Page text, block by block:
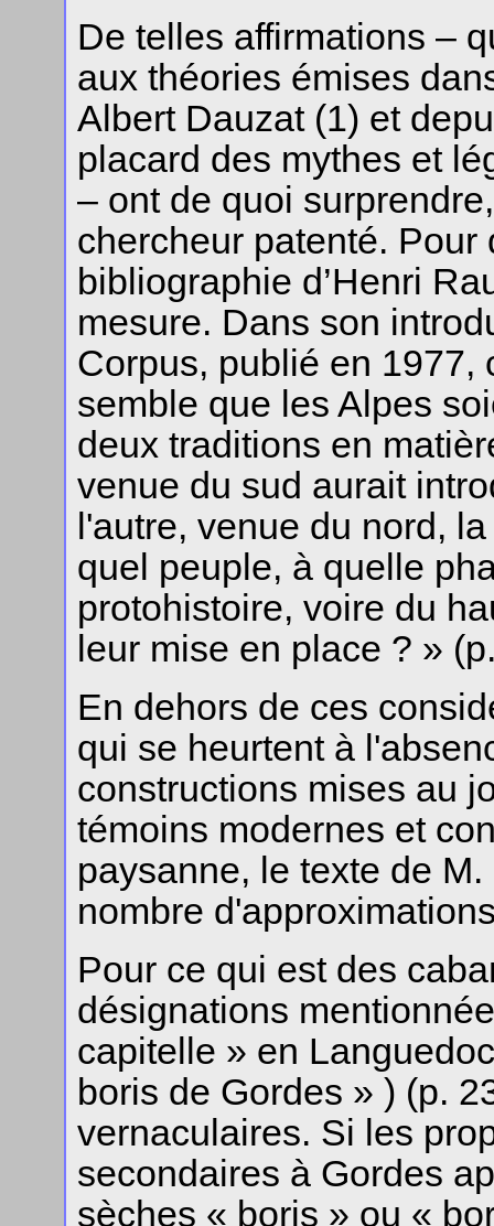
De telles affirmations –
aux théories émises
Albert Dauzat (1) et
placard des mythes et
– ont de quoi
chercheur patenté.
bibliographie d’Henri
mesure. Dans son
Corpus, publié en 1977,
semble que les Alpes
deux traditions en
venue du sud aurait
l'autre, venue du nord,
quel peuple, à quelle
protohistoire, voire du
leur mise en place ? »
En dehors de ces
qui se heurtent à
constructions mises au
témoins modernes et
paysanne, le texte de
nombre
Pour ce qui est des
désignations
capitelle » en
boris de Gordes » ) (p.
vernaculaires. Si les
secondaires à Gordes
sèches « boris » ou «